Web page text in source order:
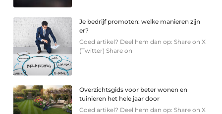
Je bedrijf promoten: welke manieren zijn
er?
Goed artikel? Deel hem dan op: Share on X
(Twitter) Share on
Overzichtsgids voor beter wonen en
tuinieren het hele jaar door
Goed artikel? Deel hem dan op: Share on X